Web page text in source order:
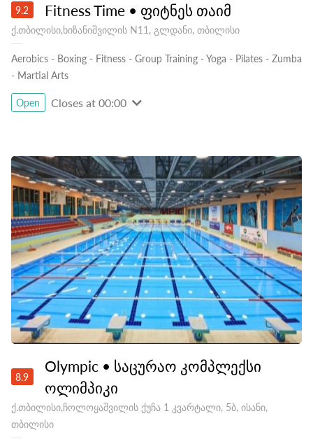
9.2 Fitness Time • ფიტნეს თაიმ
ქ.თბილისი,ხიზანიშვილის N11, გლდანი, თბილისი
Aerobics - Boxing - Fitness - Group Training -Yoga - Pilates - Zumba
- Martial Arts
Open Closes at 00:00
8.9
Olympic • საცურაო კომპლექსი
ოლიმპიკი
ქ.თბილისი,ჩოლოყაშვილის ქუჩა 1 კვარტალი, 5ბ, ისანი,
თბილისი